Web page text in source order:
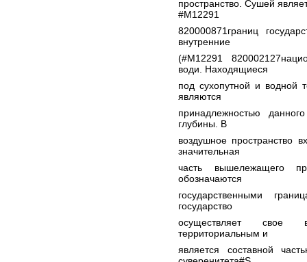
пространство. Сушей
#M12291
820000871границ
внутренние
(#M12291
води. Находящиеся
под сухопутной и водной
являются
принадлежностью
глубины. В
воздушное пространство
значительная
часть вышележащего
обозначаются
государственными
государство
осуществляет свое
территориальным и
является составной